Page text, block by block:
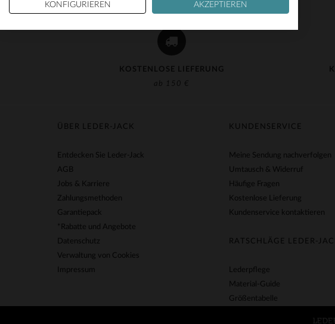
KOSTENLOSE LIEFERUNG
ab 150 €
KUNDENSERVICE
Meine Sendung nachverfolgen
Umtausch & Widerruf
Häufige Fragen
Kostenlose Lieferung
Kundenservice kontaktieren
RATSCHLÄGE LEDER-
Lederpflege
Material-Guide
Größentabelle
ÜBER LEDER-JACK
Entdecken Sie Leder-Jack
AGB
Jobs & Karriere
Zahlungsmethoden
Garantiepack
*Rabatte und Angebote
Datenschutz
Verwaltung von Cookies
Impressum
KONFIGURIEREN AKZEPTIEREN